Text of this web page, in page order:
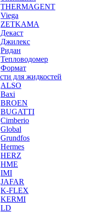
THERMAGENT
Viega
ZETKAMA
Декаст
Джилекс
Ридан
Тепловодомер
Формат
для жидкостей
ALSO
Baxi
BROEN
BUGATTI
Cimberio
Global
Grundfos
Hermes
HERZ
HME
IMI
JAFAR
K-FLEX
KERMI
LD